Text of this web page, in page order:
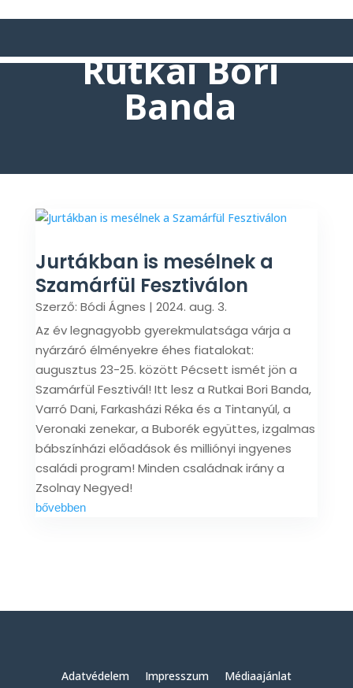
Rutkai Bori
Banda
Jurtákban is mesélnek a
Szamárfül Fesztiválon
Szerző: Bódi Ágnes | 2024. aug. 3.
Az év legnagyobb gyerekmulatsága várja a
nyárzáró élményekre éhes fiatalokat:
augusztus 23-25. között Pécsett ismét jön a
Szamárfül Fesztivál! Itt lesz a Rutkai Bori Banda,
Varró Dani, Farkasházi Réka és a Tintanyúl, a
Veronaki zenekar, a Buborék együttes, izgalmas
bábszínházi előadások és milliónyi ingyenes
családi program! Minden családnak irány a
Zsolnay Negyed!
bővebben
Adatvédelem Impresszum Médiaajánlat